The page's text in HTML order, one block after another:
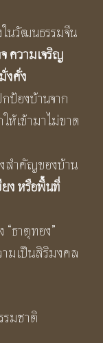
นวัฒนธรรมจีน
ความเจริญ
งคั่ง
ป้องบ้านจาก
ห้เข้ามาไม่ขาด
สำคัญของบ้าน
ยง หรือพื้นที่
ธาตุทอง”
มเป็นสิริมงคล
มชาติ